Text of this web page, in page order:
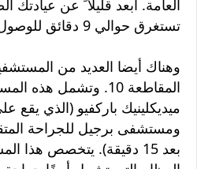
العامة. أبعد قليلا ً عن عيادتك
تستغرق حوالي 9 دقائق للوصول إليها.
وهناك أيضا العديد من
المقاطعة 10. وتشمل
ومستشفى برجيل للجراحة
بعد 15 دقيقة). يتخصص